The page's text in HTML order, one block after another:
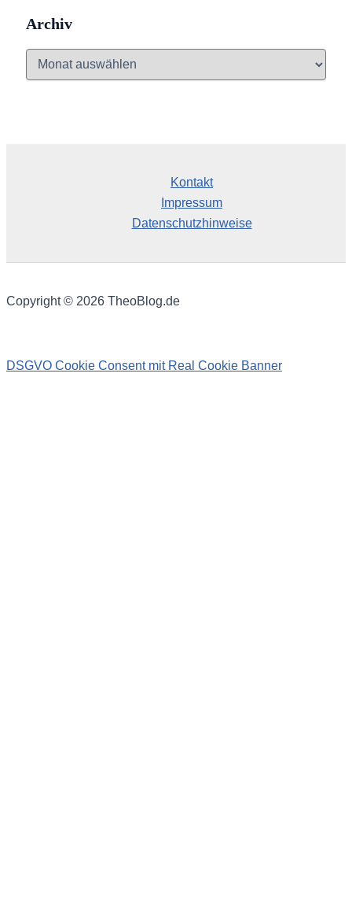
Archiv
Kontakt
Impressum
Datenschutzhinweise
Copyright © 2026 TheoBlog.de
DSGVO Cookie Consent mit Real Cookie Banner